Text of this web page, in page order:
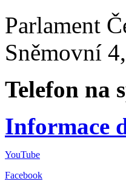
Parlament
Sněmovní
Telefon na
Informace
YouTube
Facebook